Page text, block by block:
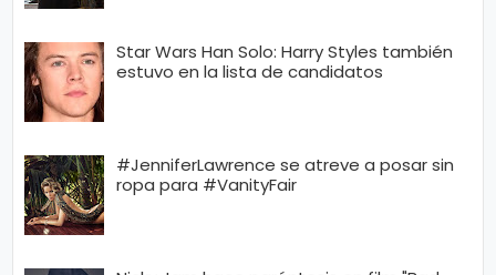
Star Wars Han Solo: Harry Styles también
estuvo en la lista de candidatos
#JenniferLawrence se atreve a posar sin
ropa para #VanityFair